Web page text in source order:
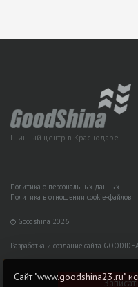
Шинный центр в Краснодаре
Политика о персональных данных
Политика в отношении cookie-файлов
© Goodshina 2026
Разработка и создание сайта
Сайт "www.goodshina23.ru"